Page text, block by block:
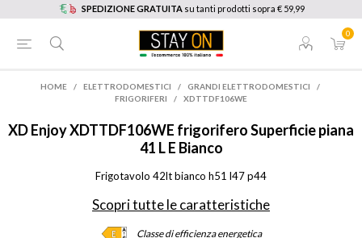
SPEDIZIONE GRATUITA su tanti prodotti sopra € 59,99
0
HOME / ELETTRODOMESTICI / GRANDI ELETTRODOMESTICI
/
FRIGORIFERI
/ XDTTDF106WE
XD EnjoyXDTTDF106WE frigorifero Superficie piana
41 L E Bianco
Frigotavolo 42lt bianco h51 l47 p44
Scopri tutte le caratteristiche
Classe di efficienza energetica